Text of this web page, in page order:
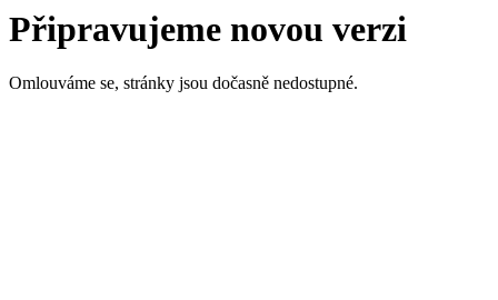
Připravujeme novou verzi
Omlouváme se, stránky jsou dočasně nedostupné.